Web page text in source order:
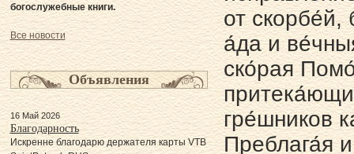
от скорбе́й,
а́да и
ско́рая
гре́шников
Преблага́я
богослужебные книги.
Все новости
Объявления
16 Май 2026
Благодарность
Искренне благодарю держателя карты VTB